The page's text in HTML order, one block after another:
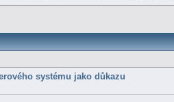
systému jako důkazu